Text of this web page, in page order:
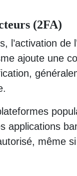
(2FA)
l’activation de
ajoute une
même